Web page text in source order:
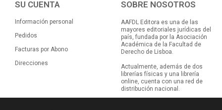
SU CUENTA
Información personal
Pedidos
Facturas por Abono
Direcciones
SOBRE NOSOTROS
AAFDL Editora es una de las
mayores editoriales jurídicas del
país, fundada por la Asociación
Académica de la Facultad de
Derecho de Lisboa.
Actualmente, además de dos
librerías físicas y una librería
online, cuenta con una red de
distribución nacional.